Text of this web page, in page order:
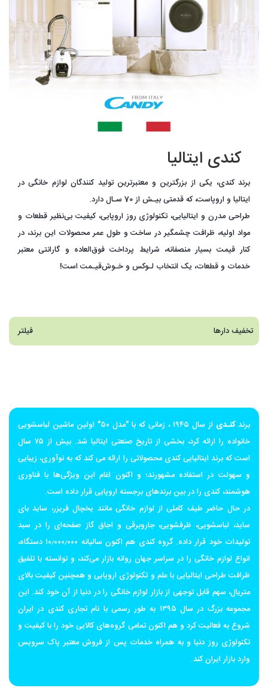
کندی ایتالیا
برند کندی، یکی از بزرگترین و معتبرترین تولید کنندگان لوازم خانگی در
ایتالیا و اروپاست، که قدمتی بیـش از 70 سـال دارد.
طراحی مدرن و ایتالیایی، تکنولوژی روز اروپایی، کیفیت بی‌نظیر قطعات و
مواد اولیه، ظرافت چشمگیر در ساخت و طول عمر محصولات این برند، در
کنار قیمت بسیار منصفانه، شرایط پرداخت فوق‌العاده‌ و گارانتی معتبر
خدمات و قطعات، یک انتخاب لـوکس و خـوش‌قیـمت است!
فیلتر تخفیف دارها
برندکنـدی
از سال ۱۹۴۵ ، زمانی که با "مدل ۵۰" اولین ماشین لباسشویی
خانواده را ارائه کرد، بخشی از تاریخ صنعتی ایتالیا شد. بیش از ۷۵ سال
است که برند ایتالیایی کندی محصولاتی را ارائه می کند که به نوآوری، زیبایی
و سهولت در استفاده مشهورند؛ و اکنون اغام این ویژگی‌ها با فناوری
هوشمند، کندی را در بین برندهای برجسته اروپایی قرار داده است.
در حال حاضر طیف کاملی از لوازم خانگی مانند یخچال فریزر، ساید بای
ساید، لباسشویی، ظرفشویی، جاروبرقی و اجاق گاز صفحه‌ای را در سبد
تولیدات خود قرار داده. گروه کندی هم اکنون سالیانه ۱۰٫۰۰۰٫۰۰۰ دستگاه،
انواع لوازم خانگی را در سراسر جهان روانه بازار می‌کند، و توانسته با تلفیق
ظرافت طراحی ایتالیایی با علم و تکنولوژی اروپایی و همچنین کیفیت بالای
متریال، سهم قابل توجهی از بازار لوازم خانگی را در دنیا از آن خود کند. این
مجموعه بزرگ در سال ۱۳۹۵ به طور رسمی با نام تجاری کندی در ایران
شروع به فعالیت کرد و هم اکنون تمامی گروه‌های کالایی خود را با کیفیت و
تکنولوژی روز دنیا و به همراه خدمات پس از فروش معتبر پاک سرویس
وارد بازار ایران کند.